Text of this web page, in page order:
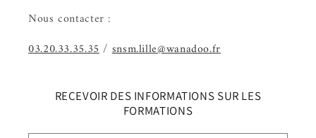
Nous contacter :
03.20.33.35.35/snsm.lille@wanadoo.fr
RECEVOIR DES INFORMATIONS SUR LES
FORMATIONS